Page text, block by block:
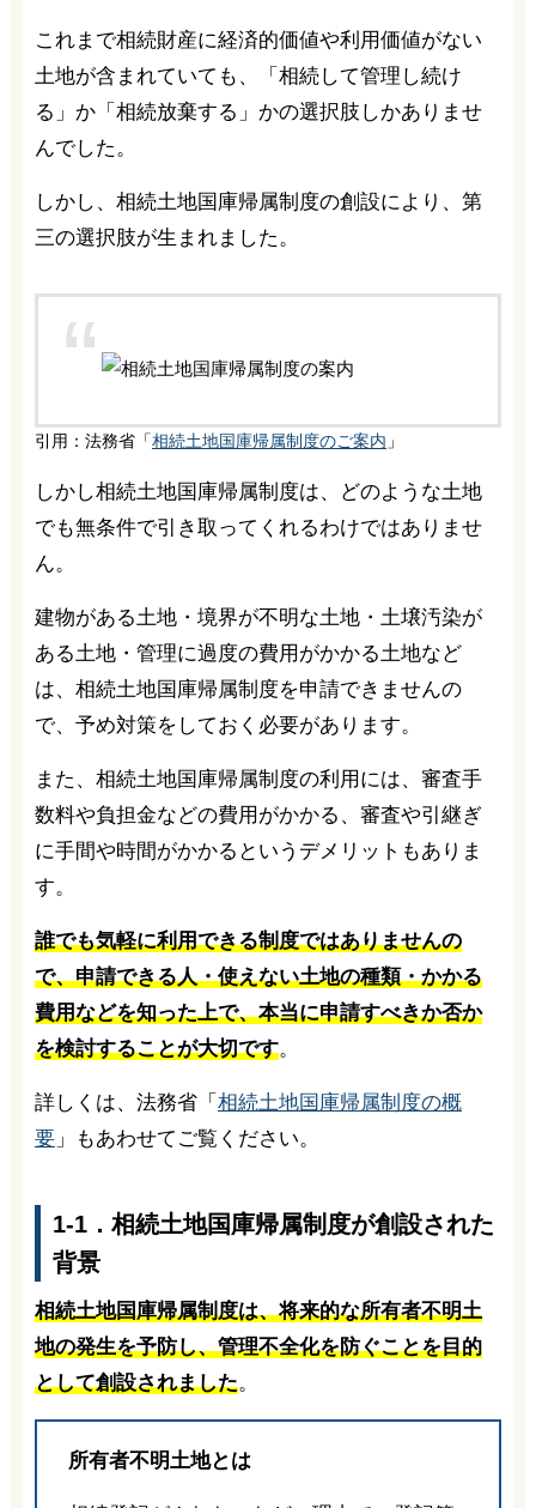
これまで相続財産に経済的価値や利用価値がない
土地が含まれていても、「相続して管理し続け
る」か「相続放棄する」かの選択肢しかありませ
んでした。
しかし、相続土地国庫帰属制度の創設により、第
三の選択肢が生まれました。
引用：法務省「相続土地国庫帰属制度のご案内 」
しかし相続土地国庫帰属制度は、どのような土地
でも無条件で引き取ってくれるわけではありませ
ん。
建物がある土地・境界が不明な土地・土壌汚染が
ある土地・管理に過度の費用がかかる土地など
は、相続土地国庫帰属制度を申請できませんの
で、予め対策をしておく必要があります。
また、相続土地国庫帰属制度の利用には、審査手
数料や負担金などの費用がかかる、審査や引継ぎ
に手間や時間がかかるというデメリットもありま
す。
誰でも気軽に利用できる制度ではありませんの
で、申請できる人・使えない土地の種類・かかる
費用などを知った上で、本当に申請すべきか否か
を検討することが大切です。
詳しくは、法務省「 相続土地国庫帰属制度の概
要」もあわせてご覧ください。
1-1．相続土地国庫帰属制度が創設された
背景
相続土地国庫帰属制度は、将来的な所有者不明土
地の発生を予防し、管理不全化を防ぐことを目的
として創設されました。
所有者不明土地とは